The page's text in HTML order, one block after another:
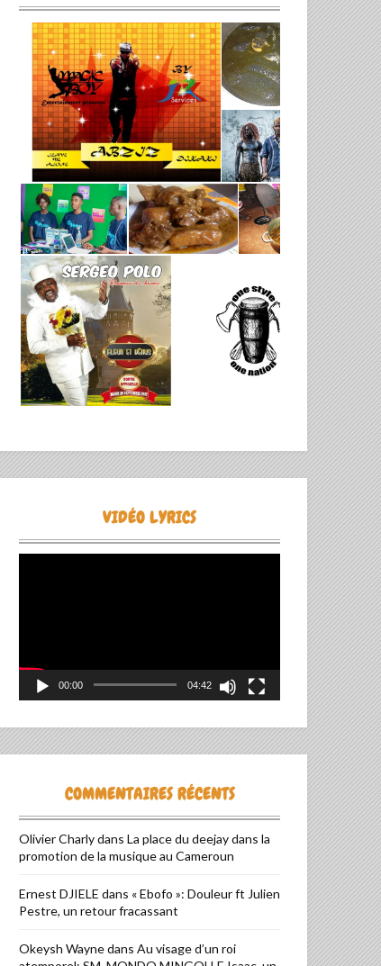
VIDÉO LYRICS
00:00 04:42
COMMENTAIRES RÉCENTS
Olivier Charlydans La place du deejay dans la
promotion de la musique au Cameroun
Ernest DJIELE dans « Ebofo »: Douleur ft Julien
Pestre, un retour fracassant
Okeysh Waynedans Au visage d’un roi